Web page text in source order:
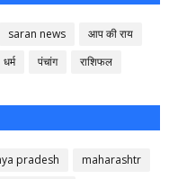
saran news
आप की राय
धर्म पंचांग राशिफल
pradesh
maharashtr